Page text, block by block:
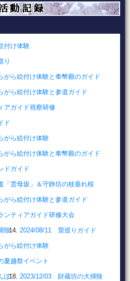
動記録
付け体験
り
ら絵付け体験と奉幣殿のガイド
ら絵付け体験と参道ガイド
ガイド視察研修
ド
がら絵付け体験
ら絵付け体験と奉幣殿のガイド
ドガイド
雲母坂」＆守静坊の枝垂れ桜
ら絵付け体験と参道ガイド
ティアガイド研修大会
除 2024/08/11 窟巡りガイド
がら絵付け体験
越祭イベント
ぽ 2023/12/03 財蔵坊の大掃除